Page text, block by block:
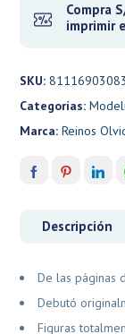
Compra
imprimir
SKU:
Categorías:
Marca:Reinos
Descripción
De las páginas
Debutó
Figuras